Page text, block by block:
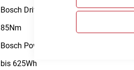
Bosch Drive Unit Performance CX
85Nm
Bosch PowerTube 625
bis 625Wh